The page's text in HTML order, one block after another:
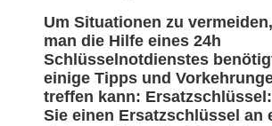
Um Situationen zu
man die Hilfe eines 24h
Schlüsselnotdienstes
einige Tipps und
treffen kann:
Sie einen Ersatzschlüssel an